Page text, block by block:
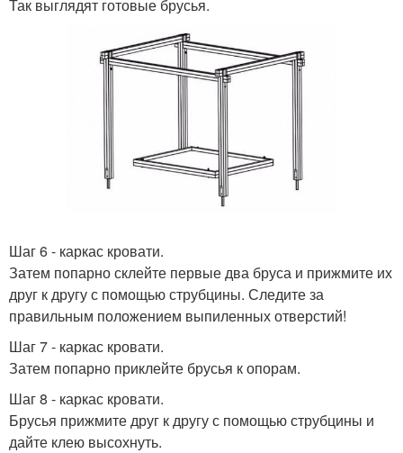
Так выглядят готовые брусья.
Шаг 6 - каркас кровати.
Затем попарно склейте первые два бруса и прижмите их
друг к другу с помощью струбцины. Следите за
правильным положением выпиленных отверстий!
Шаг 7 - каркас кровати.
Затем попарно приклейте брусья к опорам.
Шаг 8 - каркас кровати.
Брусья прижмите друг к другу с помощью струбцины и
дайте клею высохнуть.